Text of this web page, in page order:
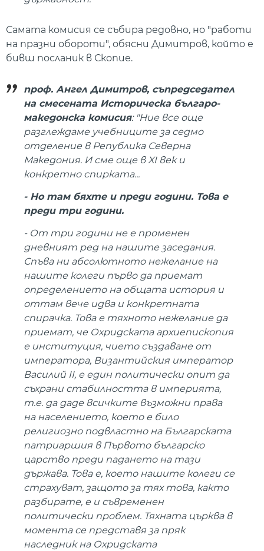
Самата комисия се събира редовно, но "работи
на празни обороти", обясни Димитров, който е
бивш посланик в Скопие.
проф. Ангел Димитров, съпредседател
на смесената Историческа българо-
македонска комисия: "Ние все още
разглеждаме учебниците за седмо
отделение в Република Северна
Македония. И сме още в XI век и
конкретно спирката...
- Но там бяхте и преди години. Това е
преди три години.
- От три години не е променен
дневният ред на нашите заседания.
Спъва ни абсолютното нежелание на
нашите колеги първо да приемат
определението на общата история и
оттам вече идва и конкретната
спирачка. Това е тяхното нежелание да
приемат, че Охридската архиепископия
е институция, чието създаване от
императора, Византийския император
Василий II, е един политически опит да
съхрани стабилността в империята,
т.е. да даде всичките възможни права
на населението, което е било
религиозно подвластно на Българската
патриаршия в Първото българско
царство преди падането на тази
държава. Това е, което нашите колеги се
страхуват, защото за тях това, както
разбирате, е и съвременен
политически проблем. Тяхната църква в
момента се представя за пряк
наследник на Охридската